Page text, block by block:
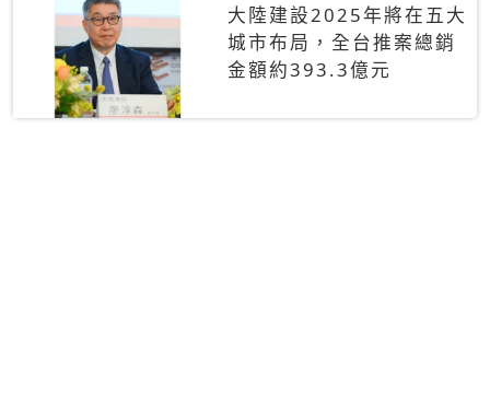
大陸建設2025年將在五大
城市布局，全台推案總銷
金額約393.3億元